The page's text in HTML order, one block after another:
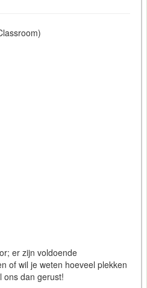
er zijn voldoende
of wil je weten hoeveel plekken
ons dan gerust!